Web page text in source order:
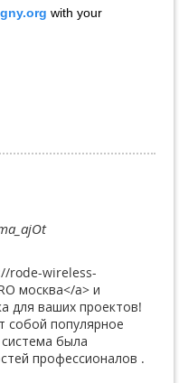
with your
rode-wireless-
москва</a> и
для ваших проектов!
собой популярное
была
профессионалов .